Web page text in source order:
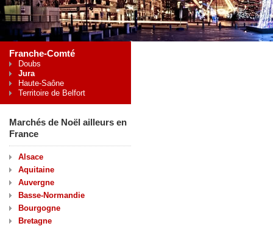
Franche-Comté
Doubs
Jura
Haute-Saône
Territoire de Belfort
Marchés de Noël ailleurs en
France
Alsace
Aquitaine
Auvergne
Basse-Normandie
Bourgogne
Bretagne